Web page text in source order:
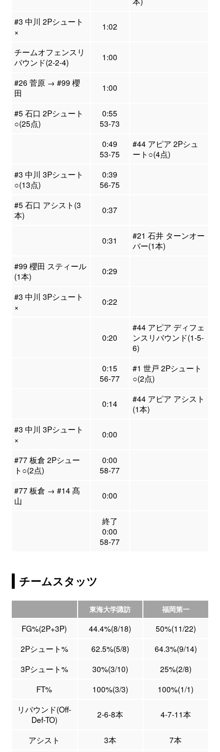
#3 中川 2Pシュート
×
1:02
チームオフェンスリ
バウンド(2-2-4)
1:00
#26 菅原 → #99 櫻
田
1:00
#5 石口 2Pシュート
○(25点)
0:55
53-73
0:49
53-75
#44 アピア 2Pシュ
ート○(4点)
#3 中川 3Pシュート
○(13点)
0:39
56-75
#5 石口 アシスト(3
本)
0:37
0:31
#21 石井 ターンオー
バー(1本)
#99 櫻田 スティール
(1本)
0:29
#3 中川 3Pシュート
×
0:22
0:20
#44 アピア ディフェ
ンスリバウンド(1-5-
6)
0:15
56-77
#1 世戸 2Pシュート
○(2点)
0:14
#44 アピア アシスト
(1本)
#3 中川 3Pシュート
×
0:00
#77 板倉 2Pシュー
ト○(2点)
0:00
58-77
#77 板倉 → #14 髙
山
0:00
終了
0:00
58-77
チームスタッツ
東海大学諏訪 福岡第一
FG%(2P+3P) 44.4%(8/18)
50%(11/22)
2Pシュート%
62.5%(5/8)
64.3%(9/14)
3Pシュート%
30%(3/10)
25%(2/8)
FT%
100%(3/3)
100%(1/1)
リバウンド(Off-
Def-TO)
2-6-8本 4-7-11本
アシスト 3本
7本